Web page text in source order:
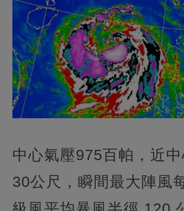
中心氣壓975百帕，近
30公尺，瞬間最大陣風